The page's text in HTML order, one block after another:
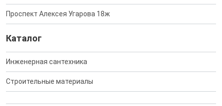
Проспект Алексея Угарова 18ж
Каталог
Инженерная сантехника
Строительные материалы